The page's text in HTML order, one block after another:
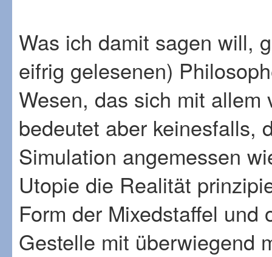
Was ich damit sagen will,
eifrig gelesenen)
Wesen, das sich mit
bedeutet aber keinesfalls,
Simulation angemessen
Utopie die Realität
Form der Mixedstaffel
Gestelle mit überwiegend